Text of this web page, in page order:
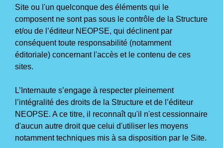
Site ou l'un quelconque des éléments qui le
composent ne sont pas sous le contrôle de la Structure
et/ou de l’éditeur NEOPSE, qui déclinent par
conséquent toute responsabilité (notamment
éditoriale) concernant l'accès et le contenu de ces
sites.
L’Internaute s’engage à respecter pleinement
l’intégralité des droits de la Structure et de l’éditeur
NEOPSE. A ce titre, il reconnaît qu'il n'est cessionnaire
d'aucun autre droit que celui d'utiliser les moyens
notamment techniques mis à sa disposition par le Site.